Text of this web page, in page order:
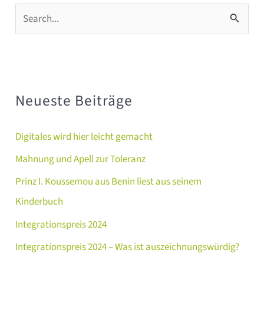
e
n
a
c
h
:
Neueste Beiträge
Digitales wird hier leicht gemacht
Mahnung und Apell zur Toleranz
Prinz I. Koussemou aus Benin liest aus seinem
Kinderbuch
Integrationspreis 2024
Integrationspreis 2024 – Was ist auszeichnungswürdig?